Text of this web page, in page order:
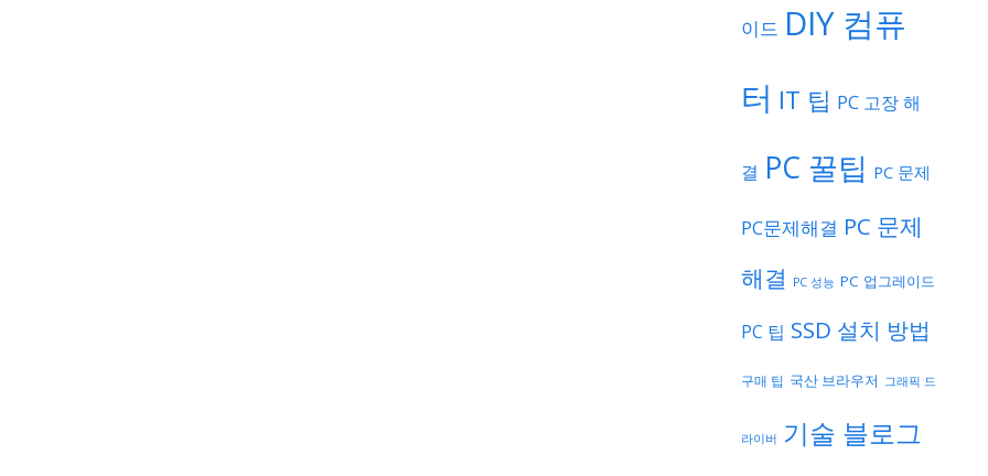
이드 DIY 컴퓨
터 IT 팁 PC 고장 해
결 PC 꿀팁 PC 문제
PC문제해결 PC 문제
해결
PC 성능 PC 업그레이드
PC 팁 SSD 설치 방법
구매 팁 국산 브라우저 그래픽 드
라이버 기술 블로그